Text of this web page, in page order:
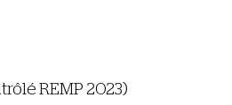
REMP 2023)